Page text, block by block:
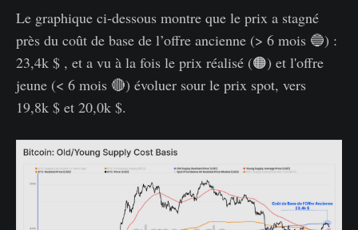
Le graphique ci-dessous montre que le prix a stagné
près du coût de base de l’offre ancienne (> 6 mois 🔵) :
23,4k $ , et a vu à la fois le prix réalisé (🟠) et l'offre
jeune (< 6 mois 🔴) évoluer sour le prix spot, vers
19,8k $ et 20,0k $.